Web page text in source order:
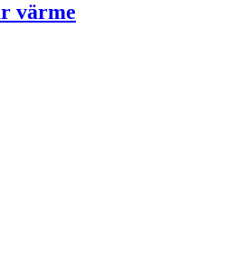
värme